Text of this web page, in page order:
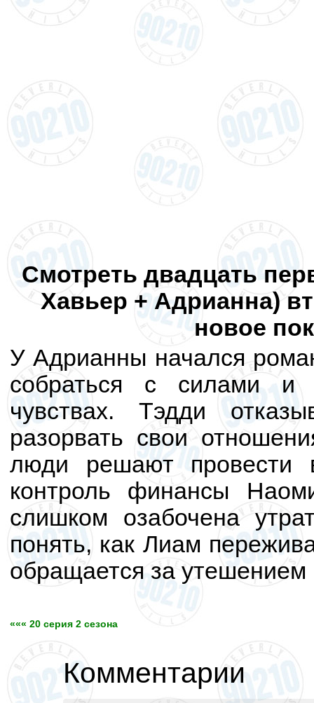
Смотреть двадцать
Хавьер + Адрианна)
новое
У Адрианны начался
собраться с силами и
чувствах. Тэдди
разорвать свои
люди решают провести
контроль финансы
слишком озабочена
понять, как Лиам
обращается за утешением
««« 20 серия 2 сезона
Комментарии